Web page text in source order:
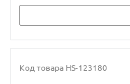
Код товара HS-123180